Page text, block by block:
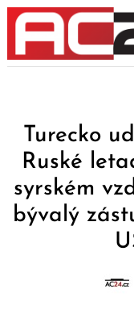
Skip
content
Turecko
Ruské
syrském
bývalý